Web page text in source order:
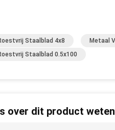
Staalblad 4x8
Metaal
Staalblad 0.5x100
over dit product weten